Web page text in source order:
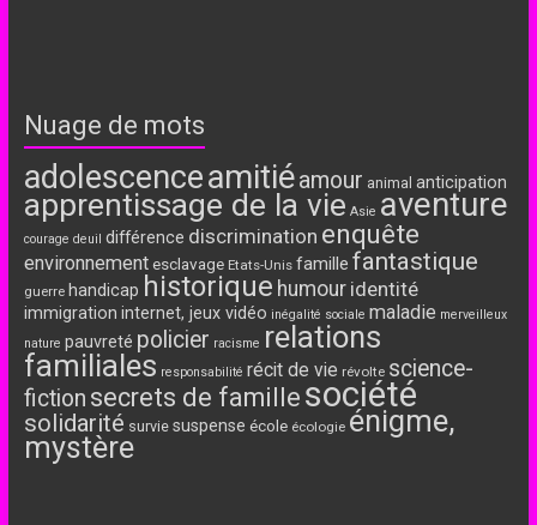
Nuage de mots
adolescenceamitiéamour animal anticipation
apprentissage de la vie Asie aventure
courage deuil différence discrimination enquête
environnement esclavage Etats-Unis famille fantastique
guerre handicap historique humour identité
immigration internet, jeux vidéo inégalité sociale maladie merveilleux
nature pauvreté policier racisme relations
familiales responsabilité récit de vie révolte science-
fiction secrets de famille société
solidarité survie suspense école écologie énigme,
mystère